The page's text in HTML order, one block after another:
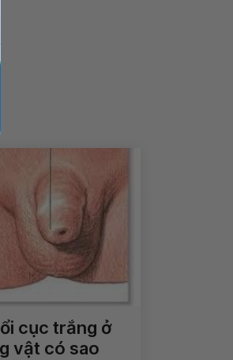
cục trắng ở
vật có sao